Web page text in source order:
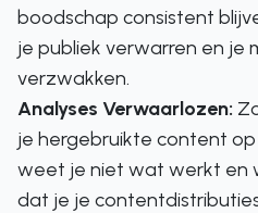
boodschap consistent
je publiek verwarren en je
verzwakken.
Analyses Verwaarlozen:
je hergebruikte content
weet je niet wat werkt en
dat je je